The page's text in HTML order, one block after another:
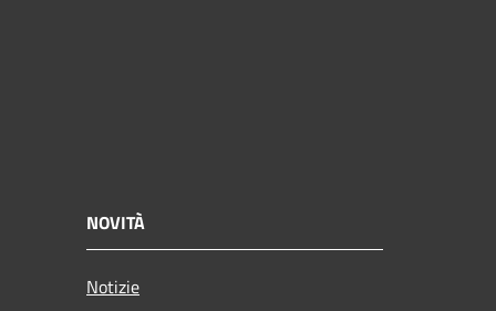
NOVITÀ
Notizie